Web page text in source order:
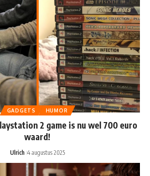
GADGETS HUMOR
2 game is nu wel 700 euro
waard!
Ulrich 4 augustus 2025